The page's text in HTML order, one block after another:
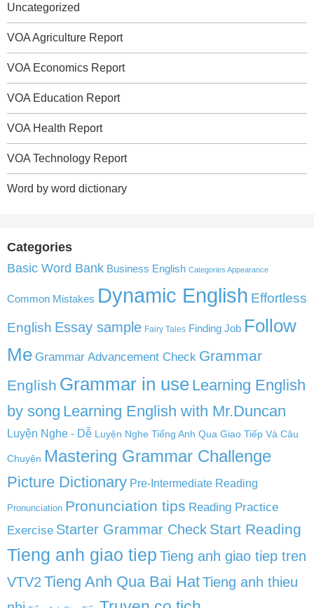
Uncategorized
VOA Agriculture Report
VOA Economics Report
VOA Education Report
VOA Health Report
VOA Technology Report
Word by word dictionary
Categories
Basic Word Bank Business English Categories Appearance
Common Mistakes Dynamic English Effortless
English Essay sample Fairy Tales Finding Job Follow
Me Grammar Advancement Check Grammar
English Grammar in use Learning English
by song Learning English with Mr.Duncan
Luyện Nghe - Dễ Luyện Nghe Tiếng Anh Qua Giao Tiếp Và Câu
Chuyện Mastering Grammar Challenge
Picture Dictionary Pre-Intermediate Reading
Pronunciation Pronunciation tips Reading Practice
Exercise Starter Grammar Check Start Reading
Tieng anh giao tiep Tieng anh giao tiep tren
VTV2 Tieng Anh Qua Bai HatTieng anh thieu